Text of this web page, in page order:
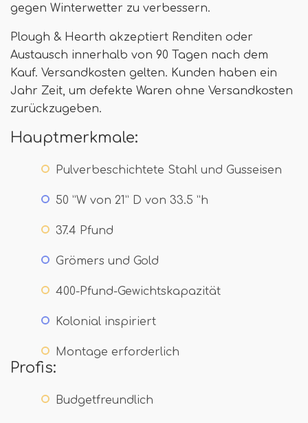
gegen Winterwetter zu verbessern.
Plough & Hearth akzeptiert Renditen oder
Austausch innerhalb von 90 Tagen nach dem
Kauf. Versandkosten gelten. Kunden haben ein
Jahr Zeit, um defekte Waren ohne Versandkosten
zurückzugeben.
Hauptmerkmale:
Pulverbeschichtete Stahl und Gusseisen
50 ”W von 21” D von 33.5 ”h
37.4 Pfund
Grömers und Gold
400-Pfund-Gewichtskapazität
Kolonial inspiriert
Montage erforderlich
Profis:
Budgetfreundlich